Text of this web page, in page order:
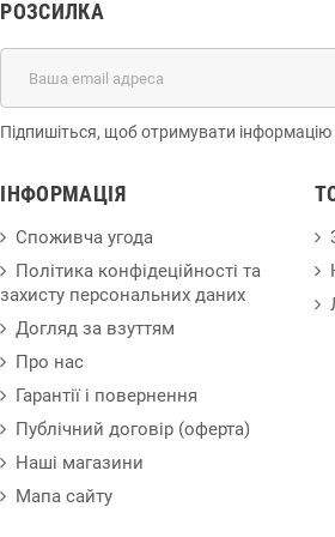
РОЗСИЛКА
Підпишіться, щоб отримувати
ІНФОРМАЦІЯ
Споживча угода
Політика конфідеційності та
захисту персональних даних
Догляд за взуттям
Про нас
Гарантії і повернення
Публічний договір (оферта)
Наші магазини
Мапа сайту